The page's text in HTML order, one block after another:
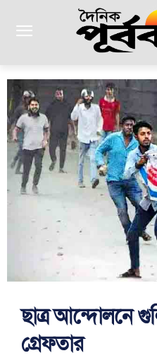
ছাত্র আন্দোলনে
গ্রেফতার